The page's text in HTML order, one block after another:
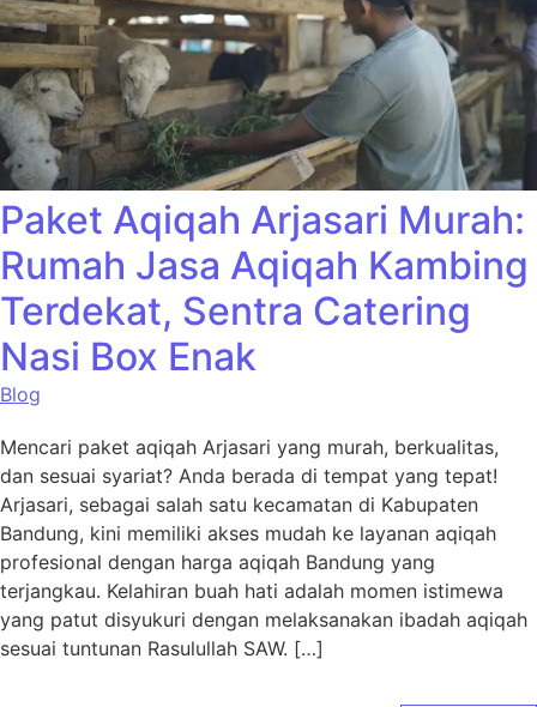
Paket Aqiqah Arjasari Murah:
Rumah Jasa Aqiqah Kambing
Terdekat, Sentra Catering
Nasi Box Enak
Blog
Mencari paket aqiqah Arjasari yang murah, berkualitas,
dan sesuai syariat? Anda berada di tempat yang tepat!
Arjasari, sebagai salah satu kecamatan di Kabupaten
Bandung, kini memiliki akses mudah ke layanan aqiqah
profesional dengan harga aqiqah Bandung yang
terjangkau. Kelahiran buah hati adalah momen istimewa
yang patut disyukuri dengan melaksanakan ibadah aqiqah
sesuai tuntunan Rasulullah SAW. […]